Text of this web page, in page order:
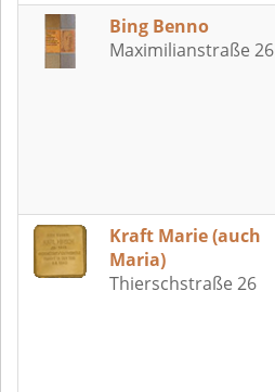
Bing Benno
Maximilianstraße 26
Kraft Marie (auch
Maria)
Thierschstraße 26